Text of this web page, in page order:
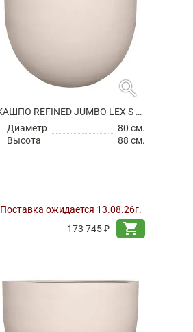
search
КАШПО REFINED JUMBO LEX S NATURAL WHITE
Диаметр
80 см.
Высота
88 см.
Поставка ожидается 13.08.26г.
173 745 ₽
shopping_cart